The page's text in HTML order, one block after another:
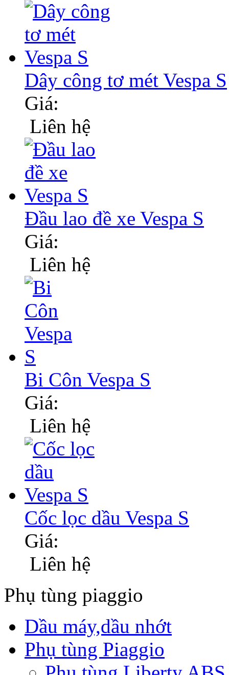
Dây công tơ mét Vespa S
Giá:
Liên hệ
Đầu lao đề xe Vespa S
Giá:
Liên hệ
Bi Côn Vespa S
Giá:
Liên hệ
Cốc lọc dầu Vespa S
Giá:
Liên hệ
Phụ tùng piaggio
Dầu máy,dầu nhớt
Phụ tùng Piaggio